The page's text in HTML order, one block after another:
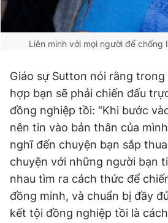
Liên minh với mọi người để
Giáo sự Sutton nói rằng
hợp bạn sẽ phải chiến đấu
đồng nghiệp tồi: “Khi bước
nên tin vào bản thân của
nghĩ đến chuyện bạn sắp
chuyện với những người bạn
nhau tìm ra cách thức để
đồng minh, và chuẩn bị đầy
kết tội đồng nghiệp tồi là